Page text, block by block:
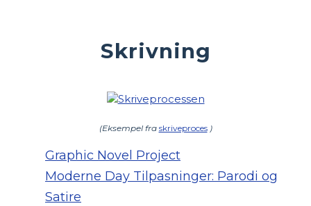
Skrivning
(Eksempel fra skriveproces)
Graphic Novel Project
Moderne Day Tilpasninger: Parodi og
Satire